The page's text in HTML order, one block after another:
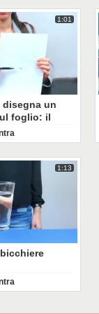
1:01
disegna un
foglio: il
1:13